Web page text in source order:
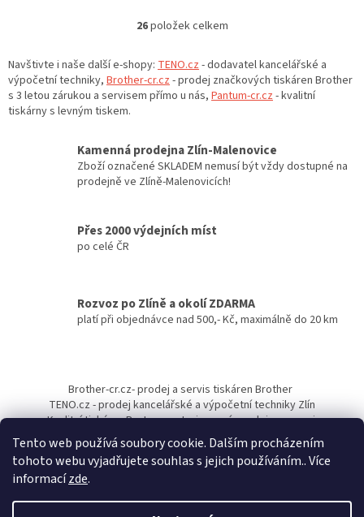
Tento web používá soubory cookie. Dalším procházením
tohoto webu vyjadřujete souhlas s jejich používáním.. Více
informacízde.
O
l
á
d
p
r
v
v
s
u
26položek celkem
Navštivte i naše další e-shopy: TENO.cz - dodavatel kancelářské a
výpočetní techniky, Brother-cr.cz - prodej značkových tiskáren Brother
s 3 letou zárukou a servisem přímo u nás, Pantum-cr.cz - kvalitní
tiskárny s levným tiskem.
Kamenná prodejna Zlín-Malenovice
Zboží označené SKLADEM nemusí být vždy dostupné na
prodejně ve Zlíně-Malenovicích!
Přes 2000 výdejních míst
po celé ČR
Rozvoz po Zlíně a okolí ZDARMA
platí při objednávce nad 500,- Kč, maximálně do 20 km
a
Brother-cr.cz- prodej a servis tiskáren Brother
TENO.cz - prodej kancelářské a výpočetní techniky Zlín
Kvalitní tiskárny Pantum - autorizovaný prodejce a servis